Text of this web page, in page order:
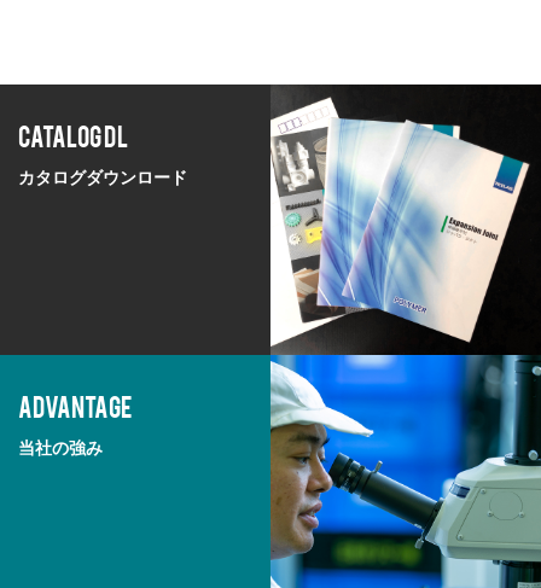
CATALOG DL
カタログダウンロード
ADVANTAGE
当社の強み